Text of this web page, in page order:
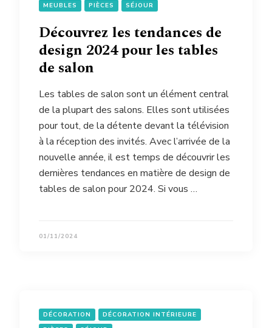
MEUBLES
PIÈCES SÉJOUR
Découvrez les tendances de
design 2024 pour les tables
de salon
Les tables de salon sont un élément central
de la plupart des salons. Elles sont utilisées
pour tout, de la détente devant la télévision
à la réception des invités. Avec l’arrivée de la
nouvelle année, il est temps de découvrir les
dernières tendances en matière de design de
tables de salon pour 2024. Si vous …
01/11/2024
DÉCORATION
DÉCORATION INTÉRIEURE